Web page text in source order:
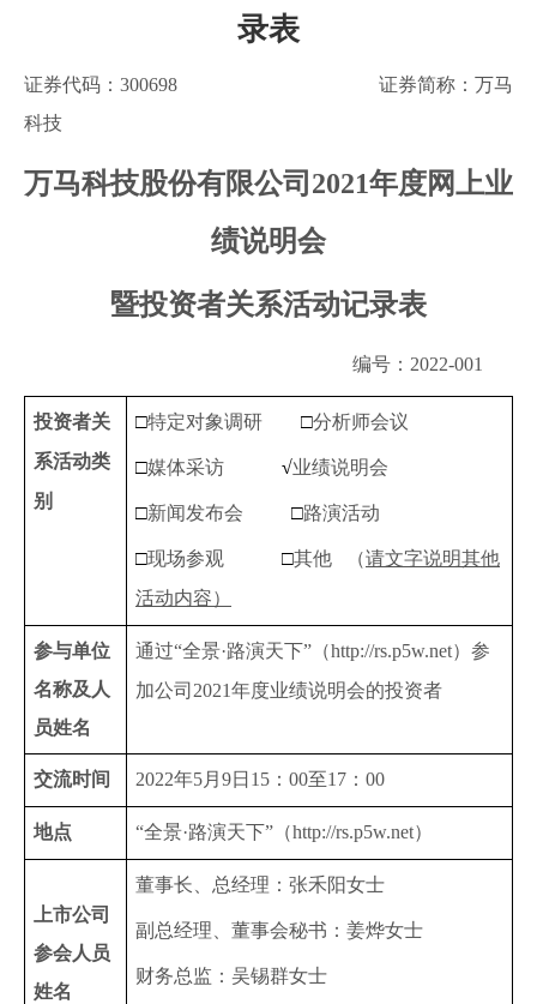
录表
证券代码：300698 证券简称：万马
科技
万马科技股份有限公司 2021年度网上业
绩说明会
暨投资者关系活动记录表
编号： 2022-001
投资者关
系活动类
别
□特定对象调研 □分析师会议
□媒体采访 √业绩说明会
□新闻发布会 □路演活动
□现场参观 □其他 （请文字说明其他
活动内容）
参与单位
名称及人
员姓名
通过“全景·路演天下”（http://rs.p5w.net）参
加公司2021年度业绩说明会的投资者
交流时间 2022年5月 9日 15 ： 00至17 ： 00
地点 “全景·路演天下”（http://rs.p5w.net）
上市公司
参会人员
姓名
董事长、总经理：张禾阳女士
副总经理、董事会秘书：姜烨女士
财务总监：吴锡群女士